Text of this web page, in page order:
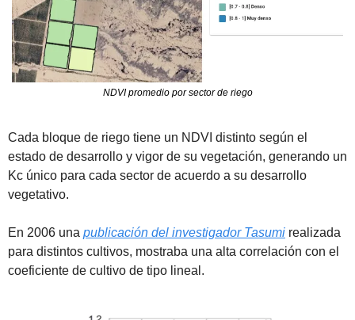
NDVI promedio por sector de riego
Cada bloque de riego tiene un NDVI distinto según el
estado de desarrollo y vigor de su vegetación, generando un
Kc único para cada sector de acuerdo a su desarrollo
vegetativo.
En 2006 una publicación del investigador Tasumi realizada
para distintos cultivos, mostraba una alta correlación con el
coeficiente de cultivo de tipo lineal.